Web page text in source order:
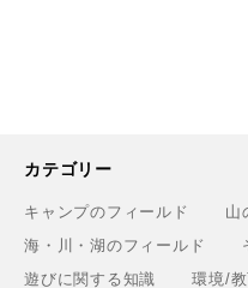
カテゴリー
キャンプのフィールド
山
海・川・湖のフィールド
遊びに関する知識
環境/